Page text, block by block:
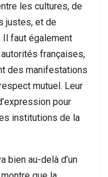
les cultures, de
justes, et de
Il faut également
françaises,
des manifestations
mutuel. Leur
pour
institutions de la
bien au-delà d’un